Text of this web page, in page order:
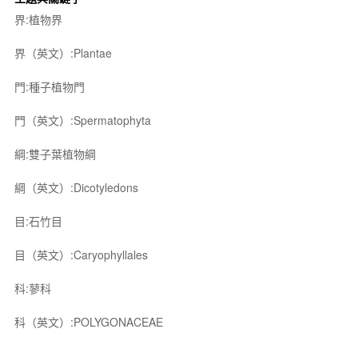
界:植物界
界（英文）:Plantae
門:種子植物門
門（英文）:Spermatophyta
綱:雙子葉植物綱
綱（英文）:Dicotyledons
目:石竹目
目（英文）:Caryophyllales
科:蓼科
科（英文）:POLYGONACEAE